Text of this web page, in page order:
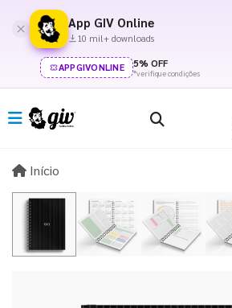
App GIV Online
10 mil+ downloads
APPGIVONLINE 5% OFF
*verifique condições
Início